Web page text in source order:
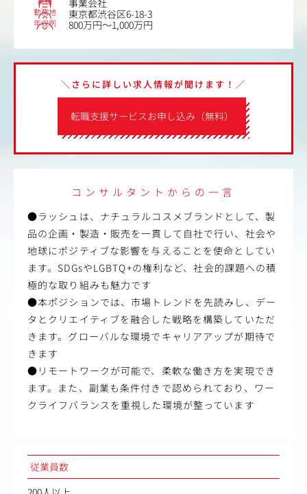
勤務地 東京都渋谷区6-18-3
年収例 800万円～1,000万円
転職支援サービスお申し込み（無料）
＼さらに詳しい求人情報が聞けます！／
コンサルタントからの一言
●ラッシュは、ナチュラルコスメブランドとして、製
品の企画・製造・販売を一貫して自社で行い、社会や
地球にポジティブな影響を与えることを使命としてい
ます。SDGsやLGBTQ+の権利など、社会的課題への積
極的な取り組みも魅力です
●本ポジションでは、市場トレンドを先読みし、デー
タとクリエイティブを融合した戦略を構築していただ
きます。グローバルな環境でキャリアアップが期待で
きます
●リモートワークが可能で、柔軟な働き方を実現でき
ます。また、副業も条件付きで認められており、ワー
クライフバランスを重視した環境が整っています
従業員数